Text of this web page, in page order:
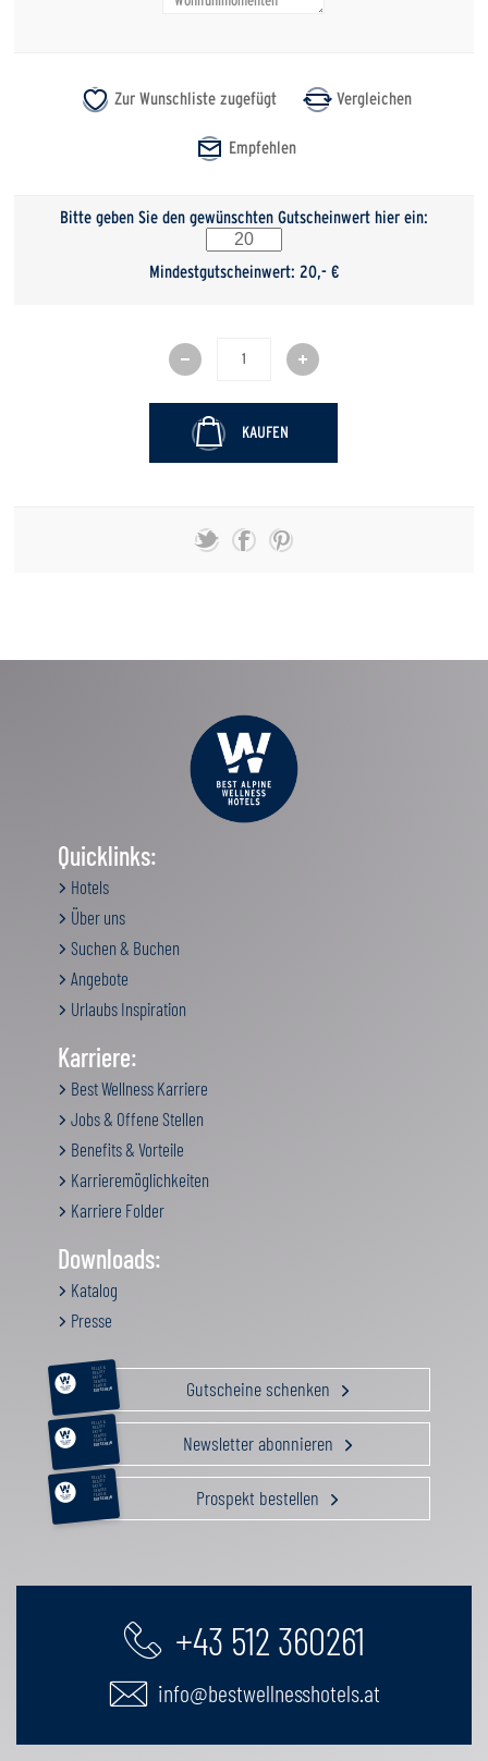
Bitte geben Sie den gewünschten Gutscheinwert hier ein:
Mindestgutscheinwert: 20,- €
KAUFEN
Quicklinks:
Hotels
Über uns
Suchen & Buchen
Angebote
Urlaubs Inspiration
Karriere:
Best Wellness Karriere
Jobs & Offene Stellen
Benefits & Vorteile
Karrieremöglichkeiten
Karriere Folder
Downloads:
Katalog
Presse
RELAX &
BEAUTY
AKTIV
GENUSS
FAMILIE
GUTSCHEIN Gutscheine schenken
RELAX &
BEAUTY
AKTIV
GENUSS
FAMILIE
GUTSCHEIN Newsletter abonnieren
RELAX &
BEAUTY
AKTIV
GENUSS
FAMILIE
GUTSCHEIN Prospekt bestellen
+43 512 360261
info@bestwellnesshotels.at